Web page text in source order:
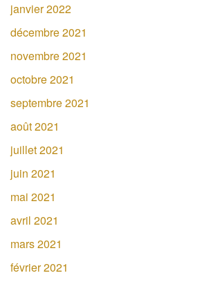
janvier 2022
décembre 2021
novembre 2021
octobre 2021
septembre 2021
août 2021
juillet 2021
juin 2021
mai 2021
avril 2021
mars 2021
février 2021